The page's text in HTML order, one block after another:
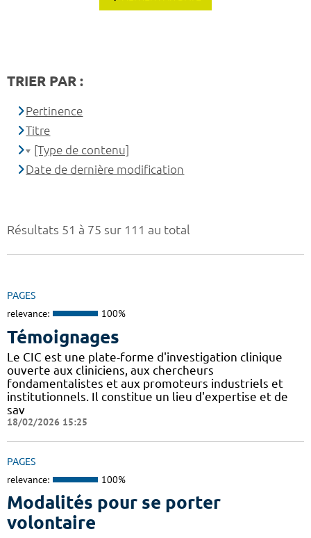
Résultats 51 à 75 sur 111 au total
PAGES
relevance: 100%
Témoignages
Le CIC est une plate-forme d'investigation clinique
ouverte aux cliniciens, aux chercheurs
fondamentalistes et aux promoteurs industriels et
institutionnels. Il constitue un lieu d'expertise et de
sav
18/02/2026 15:25
PAGES
relevance: 100%
Modalités pour se porter
volontaire
TRIER PAR :
Pertinence
Titre
[Type de contenu]
Date de dernière modification